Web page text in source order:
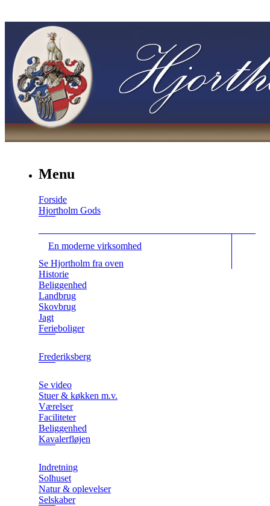
Menu
Forside
Hjortholm Gods
En moderne virksomhed
Se Hjortholm fra oven
Historie
Beliggenhed
Landbrug
Skovbrug
Jagt
Ferieboliger
Frederiksberg
Se video
Stuer & køkken m.v.
Værelser
Faciliteter
Beliggenhed
Kavalerfløjen
Indretning
Solhuset
Natur & oplevelser
Selskaber